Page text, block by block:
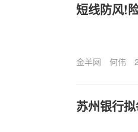
短线防风!
金羊网 何伟
苏州银行